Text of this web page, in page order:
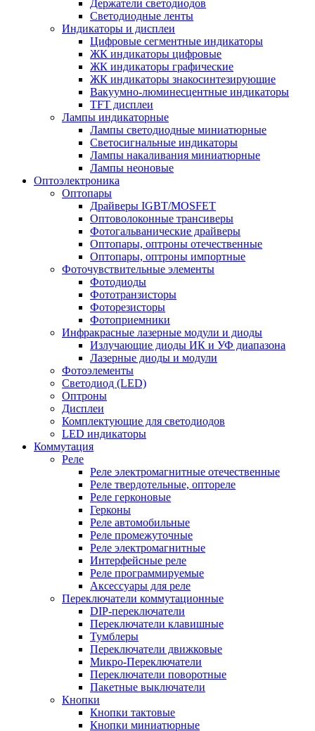
Держатели светодиодов
Светодиодные ленты
Индикаторы и дисплеи
Цифровые сегментные индикаторы
ЖК индикаторы цифровые
ЖК индикаторы графические
ЖК индикаторы знакосинтезирующие
Вакуумно-люминесцентные индикаторы
TFT дисплеи
Лампы индикаторные
Лампы светодиодные миниатюрные
Светосигнальные индикаторы
Лампы накаливания миниатюрные
Лампы неоновые
Оптоэлектроника
Оптопары
Драйверы IGBT/MOSFET
Оптоволоконные трансиверы
Фотогальванические драйверы
Оптопары, оптроны отечественные
Оптопары, оптроны импортные
Фоточувствительные элементы
Фотодиоды
Фототранзисторы
Фоторезисторы
Фотоприемники
Инфракрасные лазерные модули и диоды
Излучающие диоды ИК и УФ диапазона
Лазерные диоды и модули
Фотоэлементы
Светодиод (LED)
Оптроны
Дисплеи
Комплектующие для светодиодов
LED индикаторы
Коммутация
Реле
Реле электромагнитные отечественные
Реле твердотельные, оптореле
Реле герконовые
Герконы
Реле автомобильные
Реле промежуточные
Реле электромагнитные
Интерфейсные реле
Реле программируемые
Аксессуары для реле
Переключатели коммутационные
DIP-переключатели
Переключатели клавишные
Тумблеры
Переключатели движковые
Микро-Переключатели
Переключатели поворотные
Пакетные выключатели
Кнопки
Кнопки тактовые
Кнопки миниатюрные